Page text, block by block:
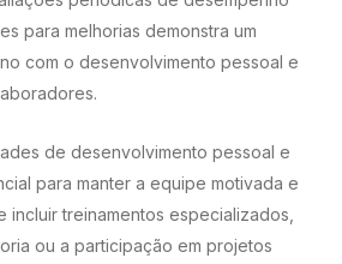
para melhorias demonstra um
com o desenvolvimento pessoal e
de desenvolvimento pessoal e
para manter a equipe motivada e
incluir treinamentos especializados,
ou a participação em projetos